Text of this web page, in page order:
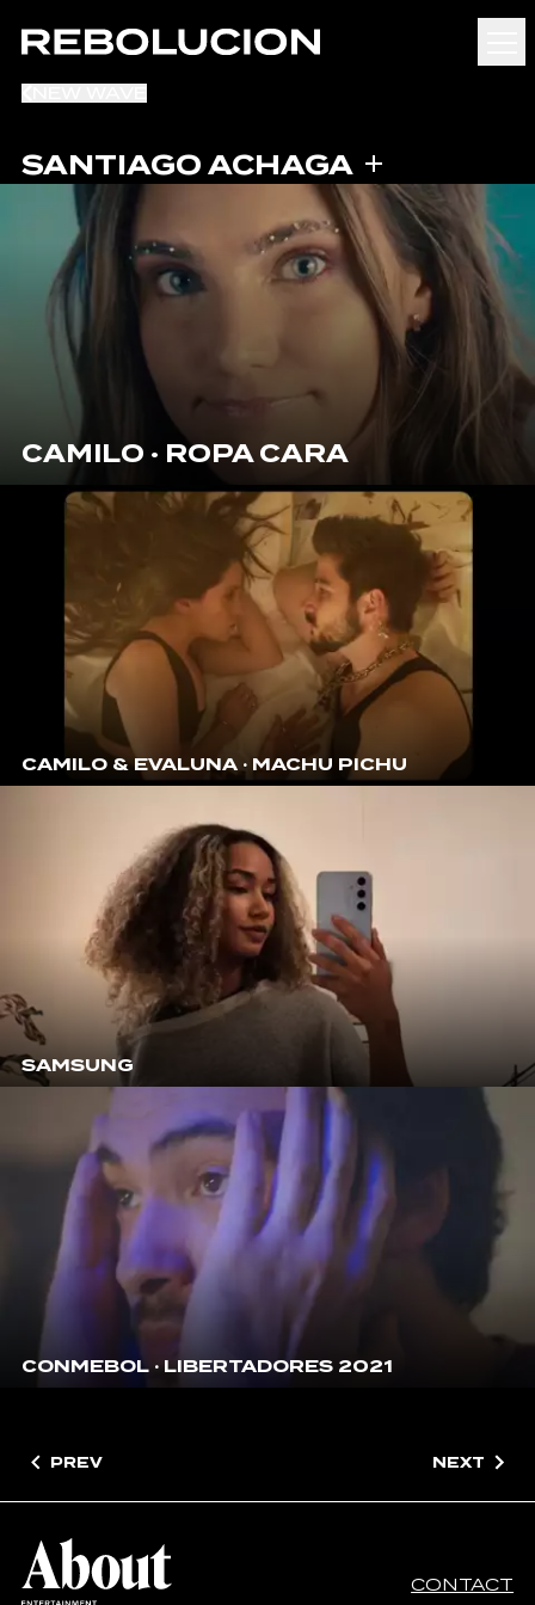
SANTIAGO ACHAGA
CAMILO · ROPA CARA
CAMILO & EVALUNA · MACHU PICHU
SAMSUNG
CONMEBOL · LIBERTADORES 2021
PREV NEXT
CONTACT